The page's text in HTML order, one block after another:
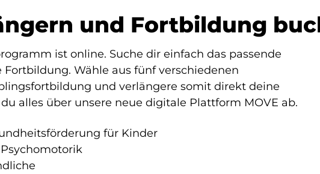
und Fortbildung
ist online. Suche dir einfach das passende
Wähle aus fünf verschiedenen
und verlängere somit direkt deine
alles über unsere neue digitale Plattform MOVE ab.
für Kinder